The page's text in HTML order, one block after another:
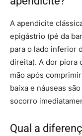
A apendicite
epigástrio (pé da
para o lado inferior
direita). A dor piora
mão após
baixa e náuseas
socorro
Qual a